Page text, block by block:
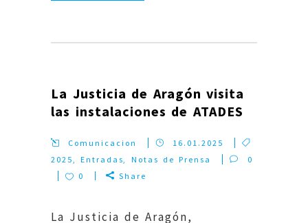
La Justicia de Aragón visita
las instalaciones de ATADES
Comunicacion
16.01.2025
2025,Entradas, Notas de Prensa
0
0
Share
La Justicia de Aragón,